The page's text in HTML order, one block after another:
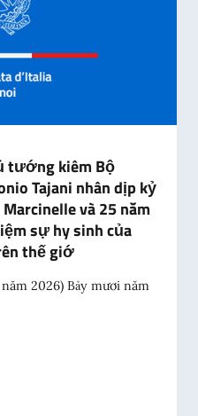
tướng kiêm Bộ
Tajani nhân dịp kỷ
và 25 năm
sự hy sinh của
thế giớ
2026) Bảy mươi năm
tướng kiêm Bộ trưởng Ngoại